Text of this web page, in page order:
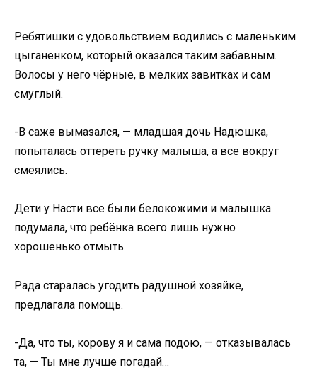
Ребятишки с удовольствием водились с маленьким
цыганенком, который оказался таким забавным.
Волосы у него чёрные, в мелких завитках и сам
смуглый.
-В саже вымазался, — младшая дочь Надюшка,
попыталась оттереть ручку малыша, а все вокруг
смеялись.
Дети у Насти все были белокожими и малышка
подумала, что ребёнка всего лишь нужно
хорошенько отмыть.
Рада старалась угодить радушной хозяйке,
предлагала помощь.
-Да, что ты, корову я и сама подою, — отказывалась
та, — Ты мне лучше погадай…